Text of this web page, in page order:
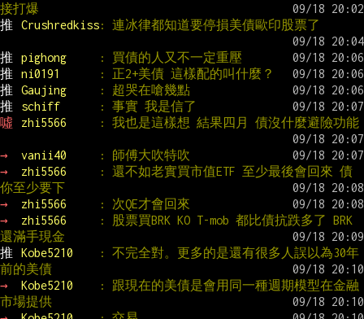
接打爆
推
Crushredkiss: 連冰律都知道要停損美債歐印股票了
推 pighong
: 買債的人又不一定重壓
推
ni0191
: 正2+美債 這樣配的叫什麼？
推
Gaujing
: 超哭在嗆幾點
推
schiff
: 事實 我是信了
噓
zhi5566 : 我也是這樣想 結果四月 債沒什麼避險功能
→ vanii40
: 師傅大吹特吹
→
zhi5566
: 還不如老實買市值ETF 至少最後會回來 債
你至少要下
→
zhi5566
: 次QE才會回來
→
zhi5566
: 股票買BRK KO T-mob 都比債抗跌多了 BRK
還滿手現金
推
Kobe5210
: 不完全對。更多的是還有很多人誤以為30年
前的美債
→
Kobe5210
: 跟現在的美債是會用同一種週期模型在金融
市場提供